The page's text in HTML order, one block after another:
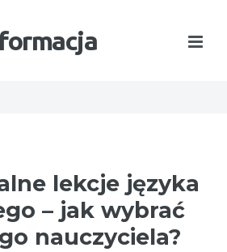
lekcje języka
– jak wybrać
nauczyciela?